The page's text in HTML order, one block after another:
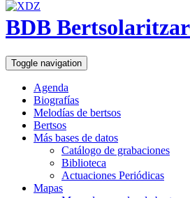
BDB
Toggle navigation
Agenda
Biografías
Melodías de bertsos
Bertsos
Más bases de datos
Catálogo de grabaciones
Biblioteca
Actuaciones Periódicas
Mapas